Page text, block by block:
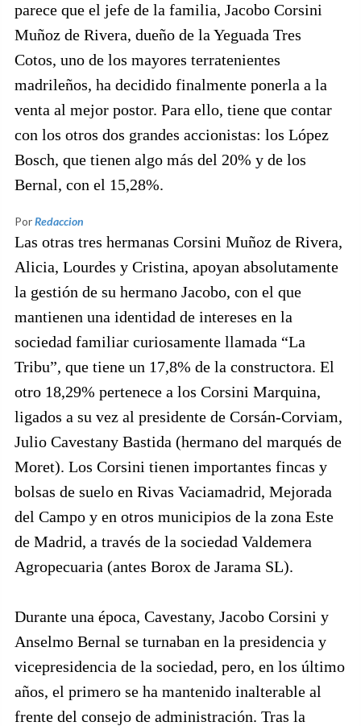
parece que el jefe de la familia, Jacobo Corsini
Muñoz de Rivera, dueño de la Yeguada Tres
Cotos, uno de los mayores terratenientes
madrileños, ha decidido finalmente ponerla a la
venta al mejor postor. Para ello, tiene que contar
con los otros dos grandes accionistas: los López
Bosch, que tienen algo más del 20% y de los
Bernal, con el 15,28%.
PorRedaccion
Las otras tres hermanas Corsini Muñoz de Rivera,
Alicia, Lourdes y Cristina, apoyan absolutamente
la gestión de su hermano Jacobo, con el que
mantienen una identidad de intereses en la
sociedad familiar curiosamente llamada “La
Tribu”, que tiene un 17,8% de la constructora. El
otro 18,29% pertenece a los Corsini Marquina,
ligados a su vez al presidente de Corsán-Corviam,
Julio Cavestany Bastida (hermano del marqués de
Moret). Los Corsini tienen importantes fincas y
bolsas de suelo en Rivas Vaciamadrid, Mejorada
del Campo y en otros municipios de la zona Este
de Madrid, a través de la sociedad Valdemera
Agropecuaria (antes Borox de Jarama SL).
Durante una época, Cavestany, Jacobo Corsini y
Anselmo Bernal se turnaban en la presidencia y
vicepresidencia de la sociedad, pero, en los último
años, el primero se ha mantenido inalterable al
frente del consejo de administración. Tras la